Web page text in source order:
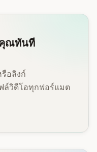
ณทันที
อลิงก์
ฟล์วิดีโอทุกฟอร์แมต